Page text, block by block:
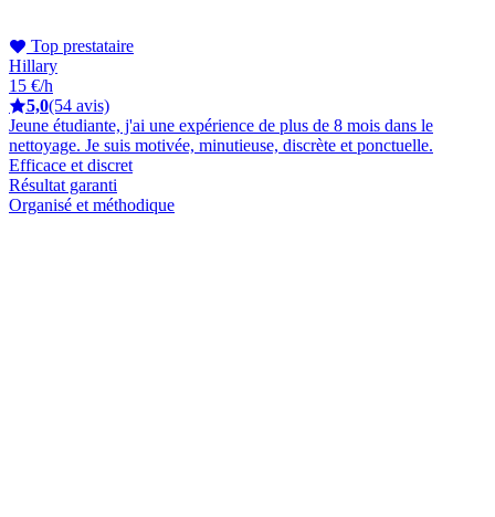
Top prestataire
Hillary
15 €/h
5,0(54 avis)
Jeune étudiante, j'ai une expérience de plus de 8 mois dans le
nettoyage. Je suis motivée, minutieuse, discrète et ponctuelle.
Efficace et discret
Résultat garanti
Organisé et méthodique